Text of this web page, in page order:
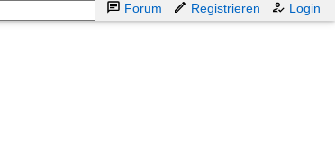
Forum Registrieren Login